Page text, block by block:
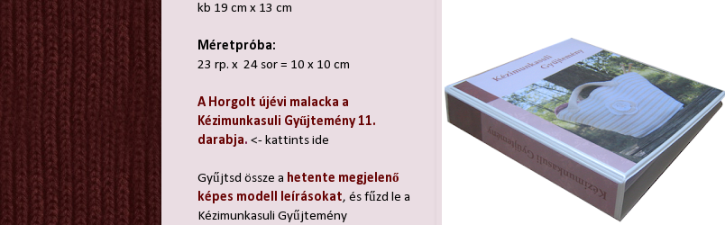
kb 19 cm x 13 cm
Méretpróba:
23 rp. x 24 sor = 10 x 10 cm
A Horgolt újévi malacka a
Kézimunkasuli Gyűjtemény 11.
darabja. <- kattints ide
Gyűjtsd össze a hetente megjelenő
képes modell leírásokat, és fűzd le a
Kézimunkasuli Gyűjtemény